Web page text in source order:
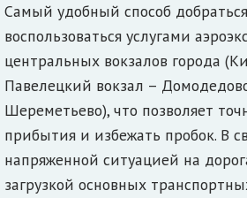
Самый удобный способ
воспользоваться услугами
центральных вокзалов города
Павелецкий вокзал –
Шереметьево), что позволяет
прибытия и избежать пробок. В
напряженной ситуацией на
загрузкой основных